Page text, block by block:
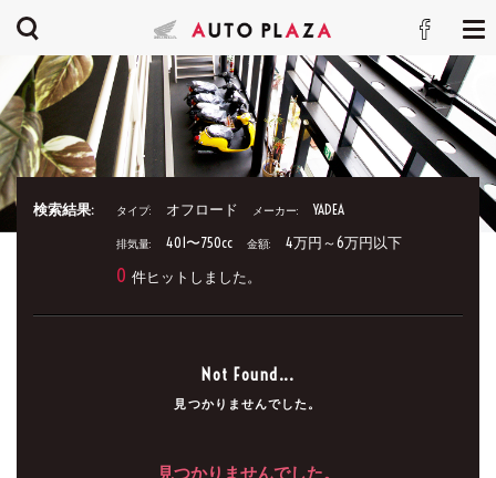
検索結果: タイプ: オフロード メーカー: YADEA
排気量: 401〜750cc 金額: 4万円～6万円以下
0 件ヒットしました。
Not Found...
見つかりませんでした。
見つかりませんでした。